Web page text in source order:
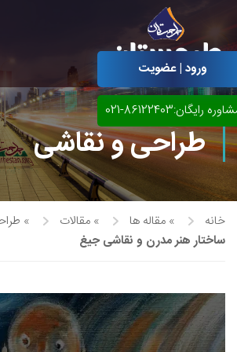
آموزش مجازی طراحی لباس
آموزش مجازی گرافیک
نقاشی پاستل
ورود | عضویت
رایگان:86122403-021
طراحی و نقاشی
خانه » مقاله ها » مقالات »
ساختار هنر مدرن و نقاشی جیغ